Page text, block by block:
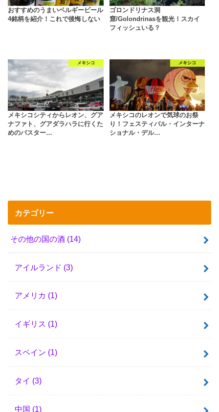
おすすめのうまいベルギービール
4銘柄を紹介！これで後悔しない
ゴロンドリナス洞
窟/Golondrinasを観光！スカイ
フィッシュいる？
メキシコ
メキシコシティからレオン、グア
ナファト、グアダラハラに行くた
めのバスター…
メキシコ
メキシコのレオンで気球のお祭
り！フェスティバル・インターナ
ショナル・デル…
カテゴリー
その他の国の酒 (14)
アイルランド (3)
アメリカ (1)
イギリス (1)
スペイン (1)
タイ (3)
中国 (1)